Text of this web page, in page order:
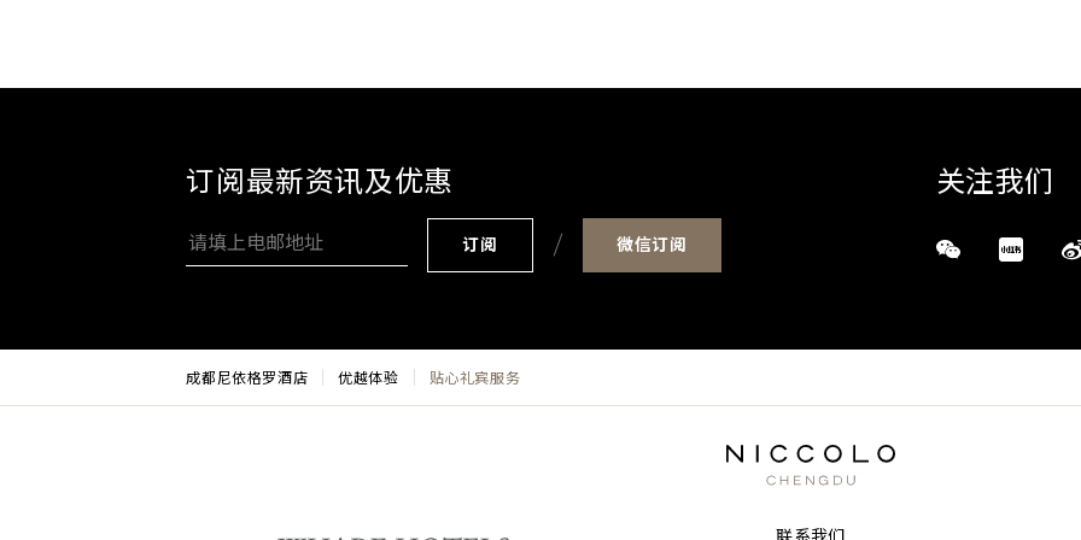
订阅最新资讯及优惠
订阅 微信订阅
关注我们
成都尼依格罗酒店 优越体验 贴心礼宾服务